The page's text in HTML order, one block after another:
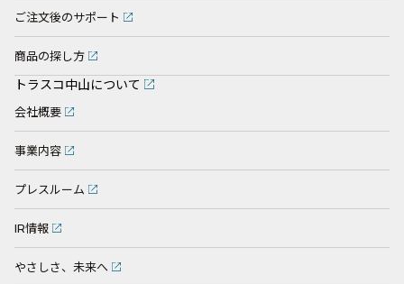
ご注文後のサポート
商品の探し方
トラスコ中山について
会社概要
事業内容
プレスルーム
IR情報
やさしさ、未来へ